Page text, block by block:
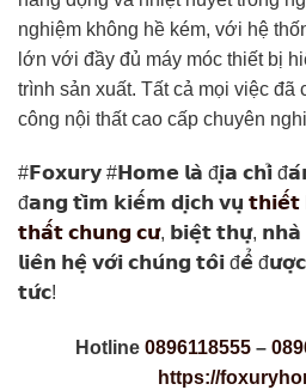
nghiệm không hề kém, với hệ
lớn với đầy đủ máy móc thiết bị
trình sản xuất. Tất cả mọi việc đã
công nội thất cao cấp chuyên
#𝗙𝗼𝘅𝘂𝗿𝘆 #𝗛𝗼𝗺𝗲 𝗹𝗮̀ đ𝗶̣𝗮 𝗰𝗵𝗶̉
đ𝗮𝗻𝗴 𝘁𝗶̀𝗺 𝗸𝗶𝗲̂́𝗺 𝗱𝗶̣𝗰𝗵 𝘃𝘂̣
𝘁𝗵𝗮̂́𝘁 𝗰𝗵𝘂𝗻𝗴 𝗰𝘂̛, 𝗯𝗶𝗲̣̂𝘁 𝘁𝗵𝘂̛̣,
𝗹𝗶𝗲̂𝗻 𝗵𝗲̣̂ 𝘃𝗼̛́𝗶 𝗰𝗵𝘂́𝗻𝗴 𝘁𝗼̂𝗶 đ𝗲̂̉
𝘁𝘂̛́𝗰!
Hotline 0896118555 –
https://